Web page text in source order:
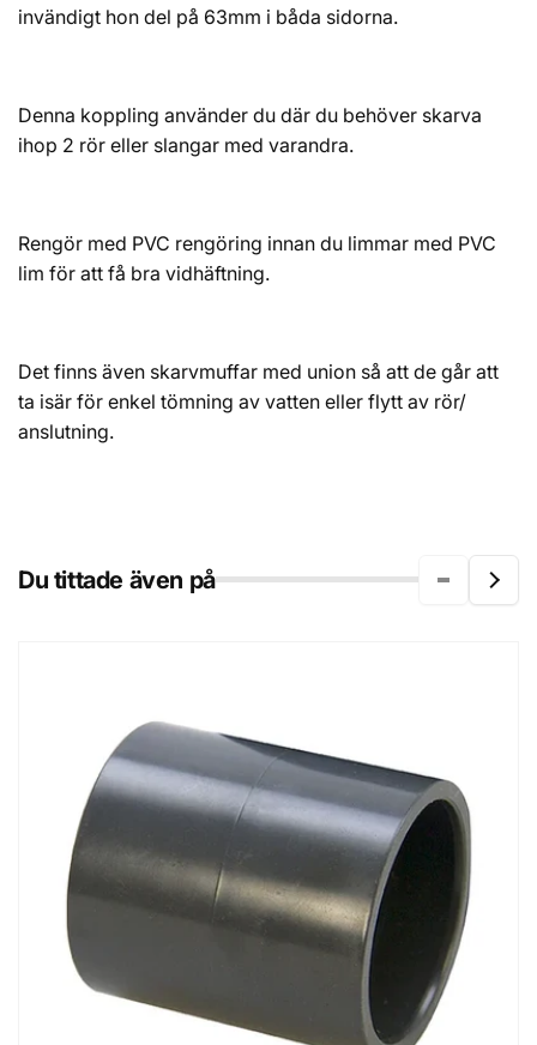
invändigt hon del på 63mm i båda sidorna.
Denna koppling använder du där du behöver skarva
ihop 2 rör eller slangar med varandra.
Rengör med PVC rengöring innan du limmar med PVC
lim för att få bra vidhäftning.
Det finns även skarvmuffar med union så att de går att
ta isär för enkel tömning av vatten eller flytt av rör/
anslutning.
Du tittade även på